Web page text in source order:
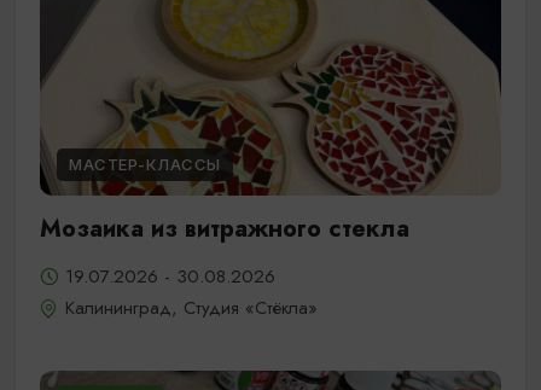
МАСТЕР-КЛАССЫ
Мозаика из витражного стекла
19.07.2026 - 30.08.2026
Калининград, Студия «Стёкла»